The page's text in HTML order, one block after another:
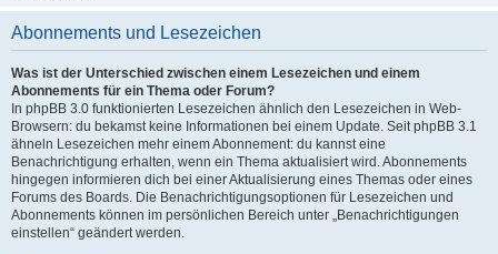
Abonnements und Lesezeichen
Was ist der Unterschied zwischen einem Lesezeichen und einem
Abonnements für ein Thema oder Forum?
In phpBB 3.0 funktionierten Lesezeichen ähnlich den Lesezeichen in Web-
Browsern: du bekamst keine Informationen bei einem Update. Seit phpBB 3.1
ähneln Lesezeichen mehr einem Abonnement: du kannst eine
Benachrichtigung erhalten, wenn ein Thema aktualisiert wird. Abonnements
hingegen informieren dich bei einer Aktualisierung eines Themas oder eines
Forums des Boards. Die Benachrichtigungsoptionen für Lesezeichen und
Abonnements können im persönlichen Bereich unter „Benachrichtigungen
einstellen“ geändert werden.